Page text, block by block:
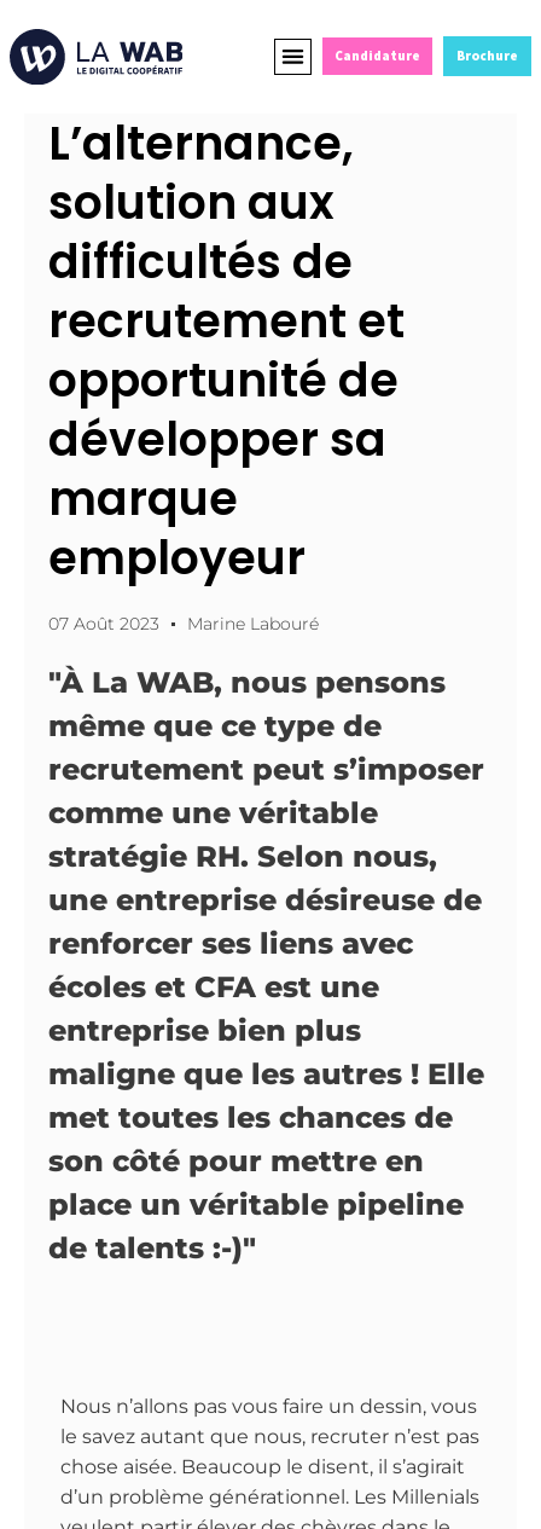
Candidature Brochure
L’alternance,
solution aux
difficultés de
recrutement et
opportunité de
développer sa
marque
employeur
07 Août 2023 Marine Labouré
"À La WAB, nous pensons
même que ce type de
recrutement peut s’imposer
comme une véritable
stratégie RH. Selon nous,
une entreprise désireuse de
renforcer ses liens avec
écoles et CFA est une
entreprise bien plus
maligne que les autres ! Elle
met toutes les chances de
son côté pour mettre en
place un véritable pipeline
de talents :-)"
Nous n’allons pas vous faire un dessin, vous
le savez autant que nous, recruter n’est pas
chose aisée. Beaucoup le disent, il s’agirait
d’un problème générationnel. Les Millenials